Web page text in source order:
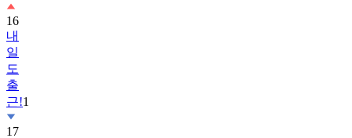
16
내
일
도
출
근!1
17